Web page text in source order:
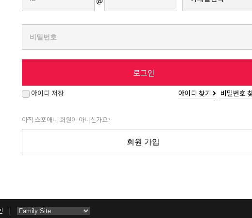
로그인
아이디 저장 아이디 찾기 비밀번호
아직 스포애니 회원이 아니신가요?
회원 가입